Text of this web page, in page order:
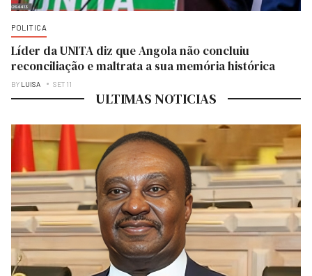
POLITICA
Líder da UNITA diz que Angola não concluiu
reconciliação e maltrata a sua memória histórica
BY LUISA SET 11
ULTIMAS NOTICIAS